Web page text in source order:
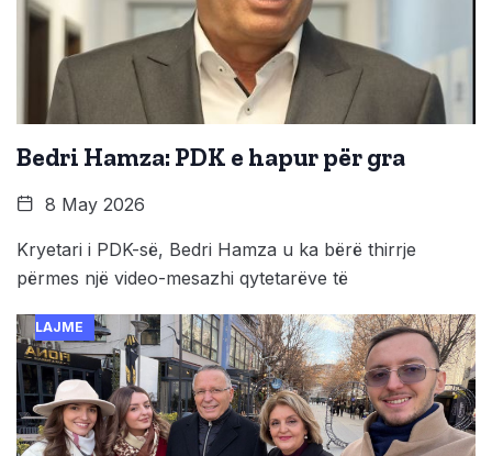
Bedri Hamza: PDK e hapur për gra
8 May 2026
Kryetari i PDK-së, Bedri Hamza u ka bërë thirrje
përmes një video-mesazhi qytetarëve të
LAJME